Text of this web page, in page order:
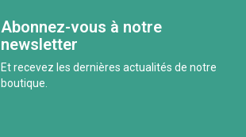
Abonnez-vous à notre
newsletter
Et recevez les dernières actualités de notre
boutique.